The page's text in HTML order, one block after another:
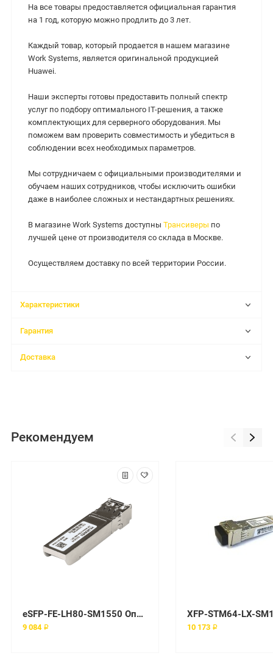
На все товары предоставляется официальная гарантия
на 1 год, которую можно продлить до 3 лет.
Каждый товар, который продается в нашем магазине
Work Systems, является оригинальной продукцией
Huawei.
Наши эксперты готовы предоставить полный спектр
услуг по подбору оптимального IT-решения, а также
комплектующих для серверного оборудования. Мы
поможем вам проверить совместимость и убедиться в
соблюдении всех необходимых параметров.
Мы сотрудничаем с официальными производителями и
обучаем наших сотрудников, чтобы исключить ошибки
даже в наиболее сложных и нестандартных решениях.
В магазине Work Systems доступны Трансиверы по
лучшей цене от производителя со склада в Москве.
Осуществляем доставку по всей территории России.
Характеристики
Гарантия
Доставка
Рекомендуем
eSFP-FE-LH80-SM1550 Оптический трансивер Huawei
9 084 ₽ 10 173 ₽